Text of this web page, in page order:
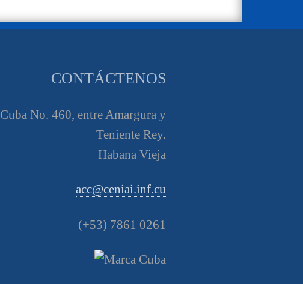
CONTÁCTENOS
Cuba No. 460, entre Amargura y
Teniente Rey.
Habana Vieja
acc@ceniai.inf.cu
(+53) 7861 0261